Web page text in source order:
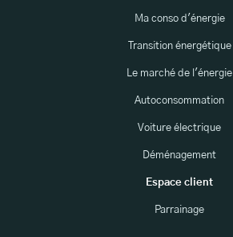
Ma conso d'énergie
Transition énergétique
Le marché de l'énergie
Autoconsommation
Voiture électrique
Déménagement
Espace client
Parrainage